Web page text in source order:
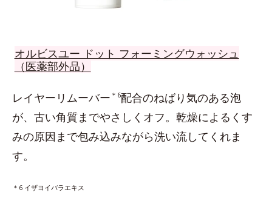
オルビスユー ドット フォーミングウォッシュ
（医薬部外品）
レイヤーリムーバー ＊6配合のねばり気のある泡
が、古い角質までやさしくオフ。乾燥によるくす
みの原因まで包み込みながら洗い流してくれま
す。
＊6 イザヨイバラエキス